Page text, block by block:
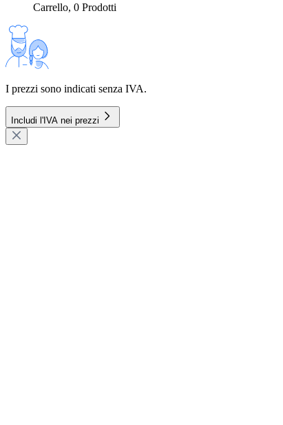
Carrello, 0 Prodotti
I prezzi sono indicati senza IVA.
Includi l'IVA nei prezzi